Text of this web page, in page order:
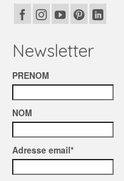
Newsletter
PRENOM
NOM
Adresse email*